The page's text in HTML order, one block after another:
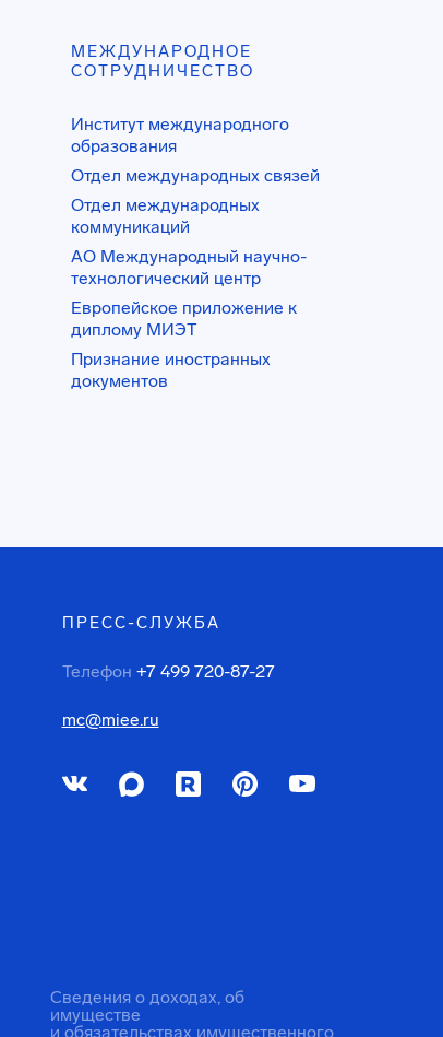
МЕЖДУНАРОДНОЕ
СОТРУДНИЧЕСТВО
Институт международного
образования
Отдел международных связей
Отдел международных
коммуникаций
АО Международный научно-
технологический центр
Европейское приложение к
диплому МИЭТ
Признание иностранных
документов
ПРЕСС-СЛУЖБА
Телефон +7 499 720-87-27
mc@miee.ru
Сведения о доходах, об
имуществе
и обязательствах имущественного